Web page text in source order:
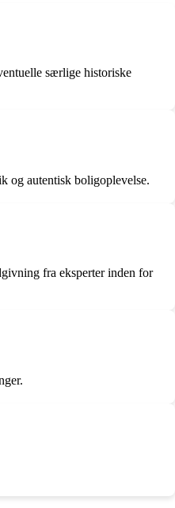
særlige historiske
og autentisk boligoplevelse.
fra eksperter inden for